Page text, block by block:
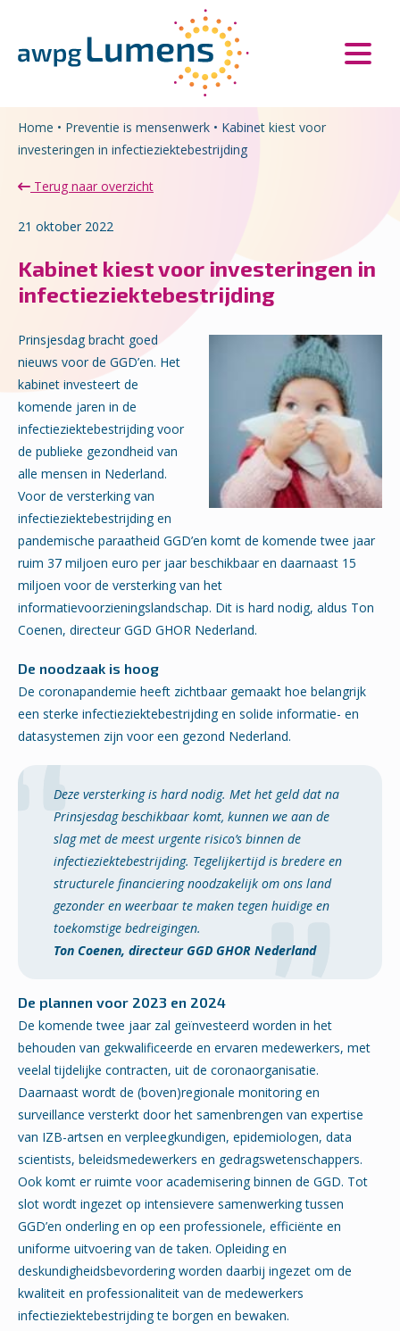
Home • Preventie is mensenwerk • Kabinet kiest voor
investeringen in infectieziektebestrijding
Terug naar overzicht
21 oktober 2022
Kabinet kiest voor investeringen in
infectieziektebestrijding
Prinsjesdag bracht goed
nieuws voor de GGD’en. Het
kabinet investeert de
komende jaren in de
infectieziektebestrijding voor
de publieke gezondheid van
alle mensen in Nederland.
Voor de versterking van
infectieziektebestrijding en
pandemische paraatheid GGD’en komt de komende twee jaar
ruim 37 miljoen euro per jaar beschikbaar en daarnaast 15
miljoen voor de versterking van het
informatievoorzieningslandschap. Dit is hard nodig, aldus Ton
Coenen, directeur GGD GHOR Nederland.
De noodzaak is hoog
De coronapandemie heeft zichtbaar gemaakt hoe belangrijk
een sterke infectieziektebestrijding en solide informatie- en
datasystemen zijn voor een gezond Nederland.
Deze versterking is hard nodig. Met het geld dat na
Prinsjesdag beschikbaar komt, kunnen we aan de
slag met de meest urgente risico’s binnen de
infectieziektebestrijding. Tegelijkertijd is bredere en
structurele financiering noodzakelijk om ons land
gezonder en weerbaar te maken tegen huidige en
toekomstige bedreigingen.
Ton Coenen, directeur GGD GHOR Nederland
De plannen voor 2023 en 2024
De komende twee jaar zal geïnvesteerd worden in het
behouden van gekwalificeerde en ervaren medewerkers, met
veelal tijdelijke contracten, uit de coronaorganisatie.
Daarnaast wordt de (boven)regionale monitoring en
surveillance versterkt door het samenbrengen van expertise
van IZB-artsen en verpleegkundigen, epidemiologen, data
scientists, beleidsmedewerkers en gedragswetenschappers.
Ook komt er ruimte voor academisering binnen de GGD. Tot
slot wordt ingezet op intensievere samenwerking tussen
GGD’en onderling en op een professionele, efficiënte en
uniforme uitvoering van de taken. Opleiding en
deskundigheidsbevordering worden daarbij ingezet om de
kwaliteit en professionaliteit van de medewerkers
infectieziektebestrijding te borgen en bewaken.